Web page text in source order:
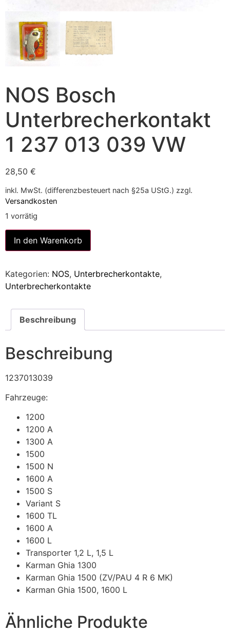
NOS Bosch
Unterbrecherkontakt
1 237 013 039 VW
28,50 €
inkl. MwSt. (differenzbesteuert nach §25a UStG.) zzgl.
Versandkosten
1 vorrätig
In den Warenkorb
Kategorien: NOS, Unterbrecherkontakte,
Unterbrecherkontakte
Beschreibung
Beschreibung
1237013039
Fahrzeuge:
1200
1200 A
1300 A
1500
1500 N
1600 A
1500 S
Variant S
1600 TL
1600 A
1600 L
Transporter 1,2 L, 1,5 L
Karman Ghia 1300
Karman Ghia 1500 (ZV/PAU 4 R 6 MK)
Karman Ghia 1500, 1600 L
Ähnliche Produkte